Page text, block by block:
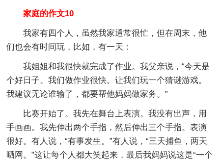
家庭的作文10
我家有四个人，虽然我家通常很忙，但在周末，他
们也会有时间玩，比如，有一天：
我姐姐和我很快就完成了作业。我父亲说，“今天是
个好日子。我们做作业很快。让我们玩一个猜谜游戏。
我建议无论谁输了，都要帮他妈妈做家务。”
比赛开始了。我先在舞台上表演。我没有出声，用
手画画。我先伸出两个手指，然后伸出三个手指。表演
很好。有人说，“有事发生。”有人说，“三天捕鱼，两天
晒网。”这让每个人都大笑起来，最后我妈妈说这是“一个